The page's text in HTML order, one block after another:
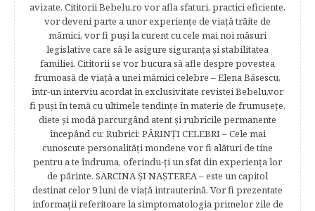
avizate. Cititorii Bebelu.ro vor afla sfaturi, practici eficiente,
vor deveni parte a unor experienţe de viaţă trăite de
mămici, vor fi puşi la curent cu cele mai noi măsuri
legislative care să le asigure siguranţa şi stabilitatea
familiei. Cititorii se vor bucura să afle despre povestea
frumoasă de viață a unei mămici celebre – Elena Băsescu,
într-un interviu acordat în exclusivitate revistei Bebelu,vor
fi puşi în temă cu ultimele tendinţe în materie de frumuseţe,
diete şi modă parcurgând atent şi rubricile permanente
începând cu: Rubrici: PĂRINŢI CELEBRI – Cele mai
cunoscute personalităţi mondene vor fi alături de tine
pentru a te îndruma, oferindu-ţi un sfat din experienţa lor
de părinte. SARCINA ŞI NAŞTEREA – este un capitol
destinat celor 9 luni de viaţă intrauterină. Vor fi prezentate
informaţii referitoare la simptomatologia primelor zile de